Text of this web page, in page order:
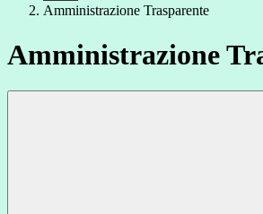
Amministrazione Trasparente
Amministrazione